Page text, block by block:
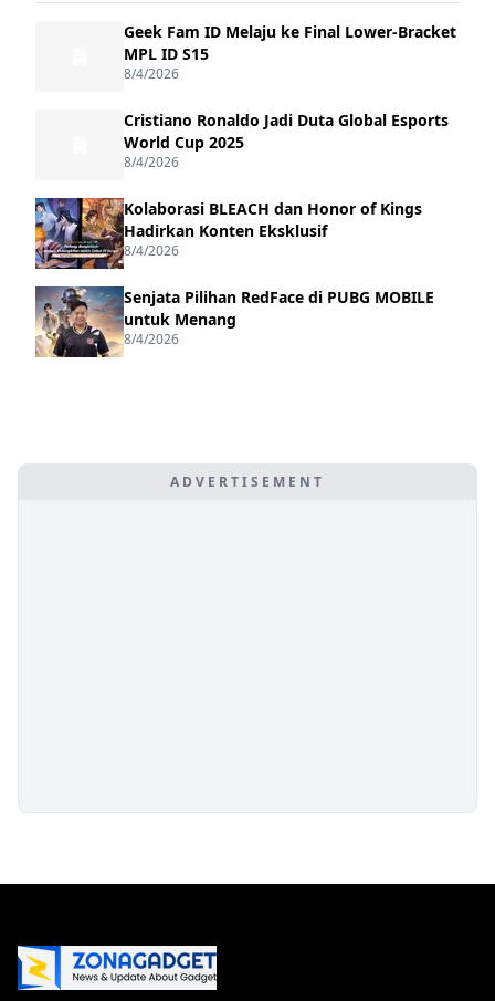
Geek Fam ID Melaju ke Final Lower-Bracket
MPL ID S15
8/4/2026
Cristiano Ronaldo Jadi Duta Global Esports
World Cup 2025
8/4/2026
Kolaborasi BLEACH dan Honor of Kings
Hadirkan Konten Eksklusif
8/4/2026
Senjata Pilihan RedFace di PUBG MOBILE
untuk Menang
8/4/2026
ADVERTISEMENT